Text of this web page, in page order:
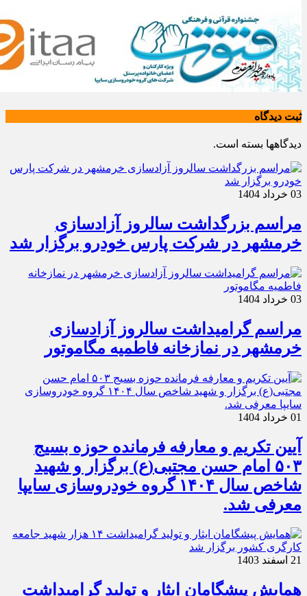
ثبت دیدگاه
دیدگاهها بسته است.
03 خرداد 1404
مراسم بزرگداشت سالروز آزادسازی
خرمشهر در شرکت پارس خودرو برگزار شد
03 خرداد 1404
مراسم گرامیداشت سالروز آزادسازی
خرمشهر در نمازخانه فاطمیه مگاموتور
01 خرداد 1404
آیین تکریم و معارفه فرمانده حوزه بسیج
۵۰۳ امام حسن مجتبی(ع) برگزار و شهید
شاخص سال ۱۴۰۴ گروه خودروسازی سایپا
معرفی شد.
21 اسفند 1403
همایش پیشگامان ایثار و تولید گرامیداشت